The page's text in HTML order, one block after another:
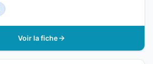
Voir la fiche